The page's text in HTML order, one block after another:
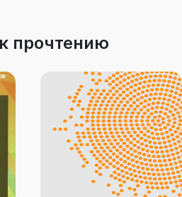
прочтению